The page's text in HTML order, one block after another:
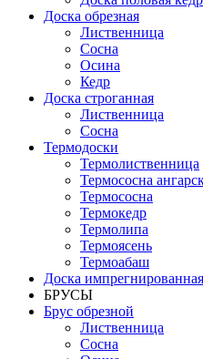
Доска обрезная
Лиственница
Сосна
Осина
Кедр
Доска строганная
Лиственница
Сосна
Термодоски
Термолиственница
Термососна
Термососна
Термокедр
Термолипа
Термоясень
Термоабаш
Доска импрегнированная
БРУСЫ
Брус обрезной
Лиственница
Сосна